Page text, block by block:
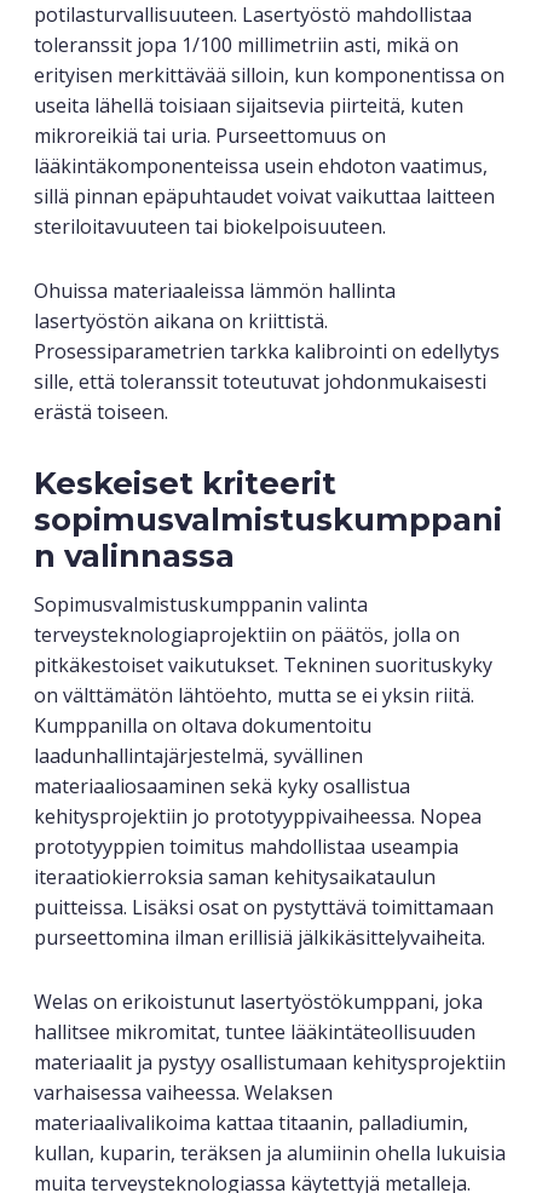
potilasturvallisuuteen. Lasertyöstö mahdollistaa
toleranssit jopa 1/100 millimetriin asti, mikä on
erityisen merkittävää silloin, kun komponentissa on
useita lähellä toisiaan sijaitsevia piirteitä, kuten
mikroreikiä tai uria. Purseettomuus on
lääkintäkomponenteissa usein ehdoton vaatimus,
sillä pinnan epäpuhtaudet voivat vaikuttaa laitteen
steriloitavuuteen tai biokelpoisuuteen.
Ohuissa materiaaleissa lämmön hallinta
lasertyöstön aikana on kriittistä.
Prosessiparametrien tarkka kalibrointi on edellytys
sille, että toleranssit toteutuvat johdonmukaisesti
erästä toiseen.
Keskeiset kriteerit
sopimusvalmistuskumppani
n valinnassa
Sopimusvalmistuskumppanin valinta
terveysteknologiaprojektiin on päätös, jolla on
pitkäkestoiset vaikutukset. Tekninen suorituskyky
on välttämätön lähtöehto, mutta se ei yksin riitä.
Kumppanilla on oltava dokumentoitu
laadunhallintajärjestelmä, syvällinen
materiaaliosaaminen sekä kyky osallistua
kehitysprojektiin jo prototyyppivaiheessa. Nopea
prototyyppien toimitus mahdollistaa useampia
iteraatiokierroksia saman kehitysaikataulun
puitteissa. Lisäksi osat on pystyttävä toimittamaan
purseettomina ilman erillisiä jälkikäsittelyvaiheita.
Welas on erikoistunut lasertyöstökumppani, joka
hallitsee mikromitat, tuntee lääkintäteollisuuden
materiaalit ja pystyy osallistumaan kehitysprojektiin
varhaisessa vaiheessa. Welaksen
materiaalivalikoima kattaa titaanin, palladiumin,
kullan, kuparin, teräksen ja alumiinin ohella lukuisia
muita terveysteknologiassa käytettyjä metalleja.